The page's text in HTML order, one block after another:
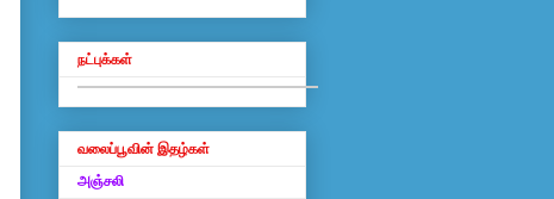
நட்புக்கள்
வலைப்பூவின் இதழ்கள்
அஞ்சலி